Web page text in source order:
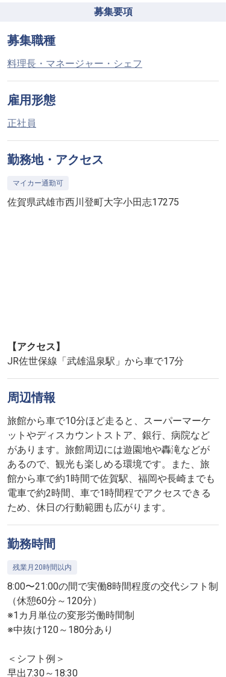
募集要項
募集職種
料理長・マネージャー・シェフ
雇用形態
正社員
勤務地・アクセス
マイカー通勤可
佐賀県武雄市西川登町大字小田志17275
【アクセス】
JR佐世保線「武雄温泉駅」から車で17分
周辺情報
旅館から車で10分ほど走ると、スーパーマーケ
ットやディスカウントストア、銀行、病院など
があります。旅館周辺には遊園地や轟滝などが
あるので、観光も楽しめる環境です。また、旅
館から車で約1時間で佐賀駅、福岡や長崎までも
電車で約2時間、車で1時間程でアクセスできる
ため、休日の行動範囲も広がります。
勤務時間
残業月20時間以内
8:00〜21:00の間で実働8時間程度の交代シフト制
（休憩60分～120分）
※1カ月単位の変形労働時間制
※中抜け120～180分あり
＜シフト例＞
早出7:30～18:30